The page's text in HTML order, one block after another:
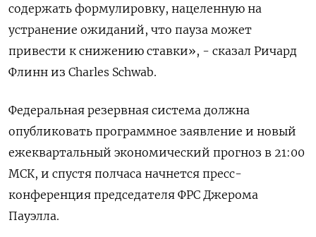
содержать формулировку, нацеленную на
устранение ожиданий, что пауза может
привести к снижению ставки», - сказал Ричард
Флинн из Charles Schwab.
Федеральная резервная система должна
опубликовать программное заявление и новый
ежеквартальный экономический прогноз в 21:00
МСК, и спустя полчаса начнется пресс-
конференция председателя ФРС Джерома
Пауэлла.